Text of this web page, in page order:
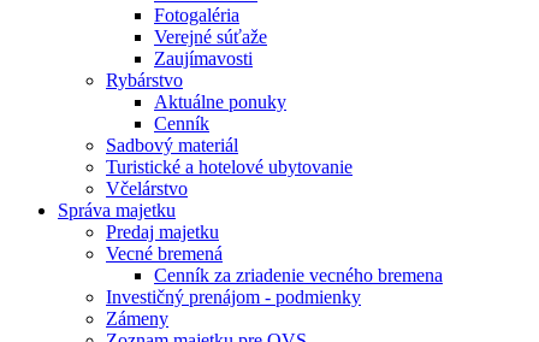
Fotogaléria
Verejné súťaže
Zaujímavosti
Rybárstvo
Aktuálne ponuky
Cenník
Sadbový materiál
Turistické a hotelové ubytovanie
Včelárstvo
Správa majetku
Predaj majetku
Vecné bremená
Cenník za zriadenie vecného bremena
Investičný prenájom - podmienky
Zámeny